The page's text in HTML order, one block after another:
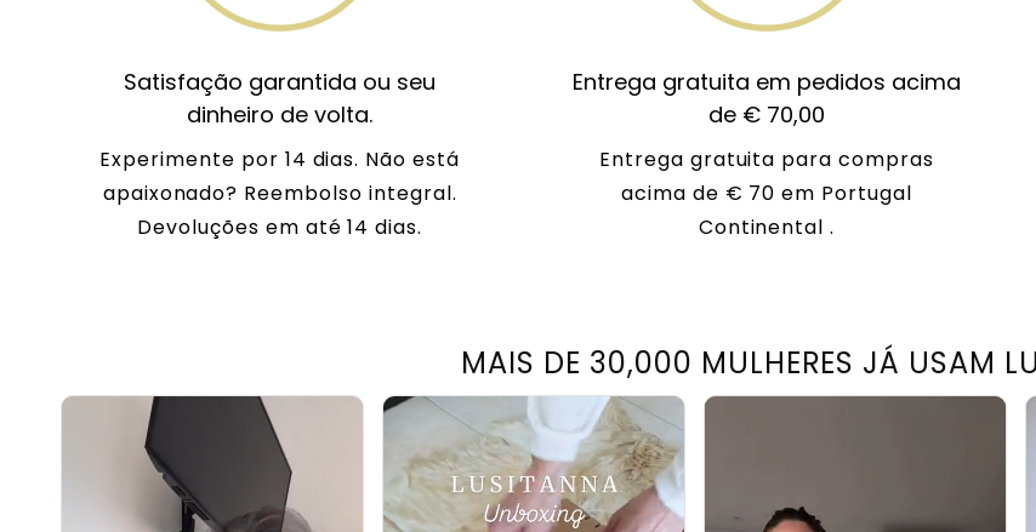
Satisfação garantida ou seu
dinheiro de volta.
Experimente por 14 dias. Não está
apaixonado? Reembolso integral.
Devoluções em até 14 dias.
Entrega gratuita em pedidos acima
de € 70,00
Entrega gratuita para compras
acima de € 70 em Portugal
Continental .
MAIS DE 30,000 MULHERES JÁ USAM